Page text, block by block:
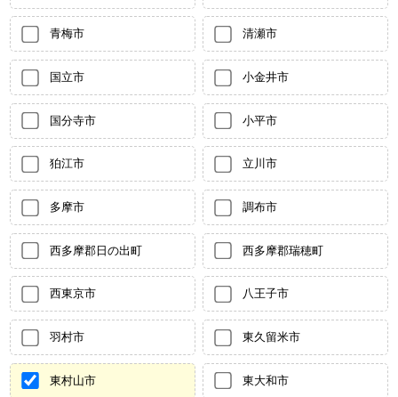
青梅市 清瀬市
国立市 小金井市
国分寺市 小平市
狛江市 立川市
多摩市 調布市
西多摩郡日の出町 西多摩郡瑞穂町
西東京市 八王子市
羽村市 東久留米市
東村山市 東大和市